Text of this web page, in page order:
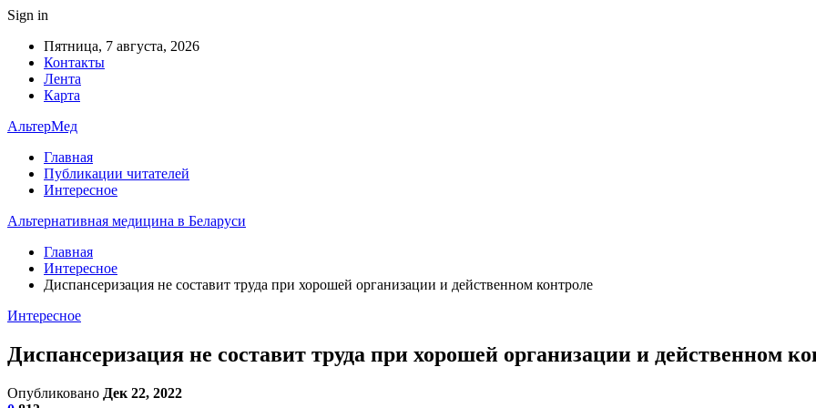
Sign in
Пятница, 7 августа, 2026
Контакты
Лента
Карта
АльтерМед
Главная
Публикации читателей
Интересное
Альтернативная медицина в Беларуси
Главная
Интересное
Диспансеризация не составит труда при хорошей организации и действенном контроле
Интересное
Диспансеризация не составит труда при хорошей организации и действенном
Опубликовано Дек 22, 2022